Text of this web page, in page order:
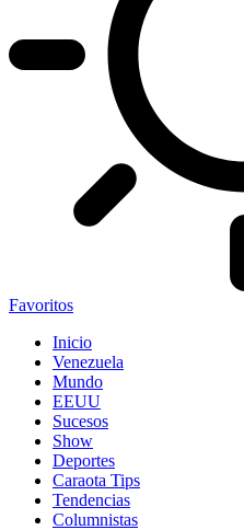
Favoritos
Inicio
Venezuela
Mundo
EEUU
Sucesos
Show
Deportes
Caraota Tips
Tendencias
Columnistas